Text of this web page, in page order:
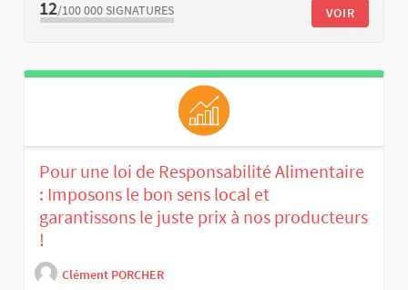
12/100 000 SIGNATURES VOIR
Pour une loi de Responsabilité Alimentaire
: Imposons le bon sens local et
garantissons le juste prix à nos producteurs
!
Clément PORCHER